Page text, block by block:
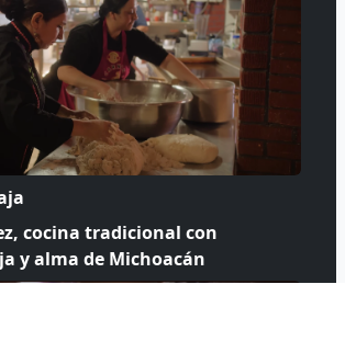
cocina tradicional con
y alma de Michoacán